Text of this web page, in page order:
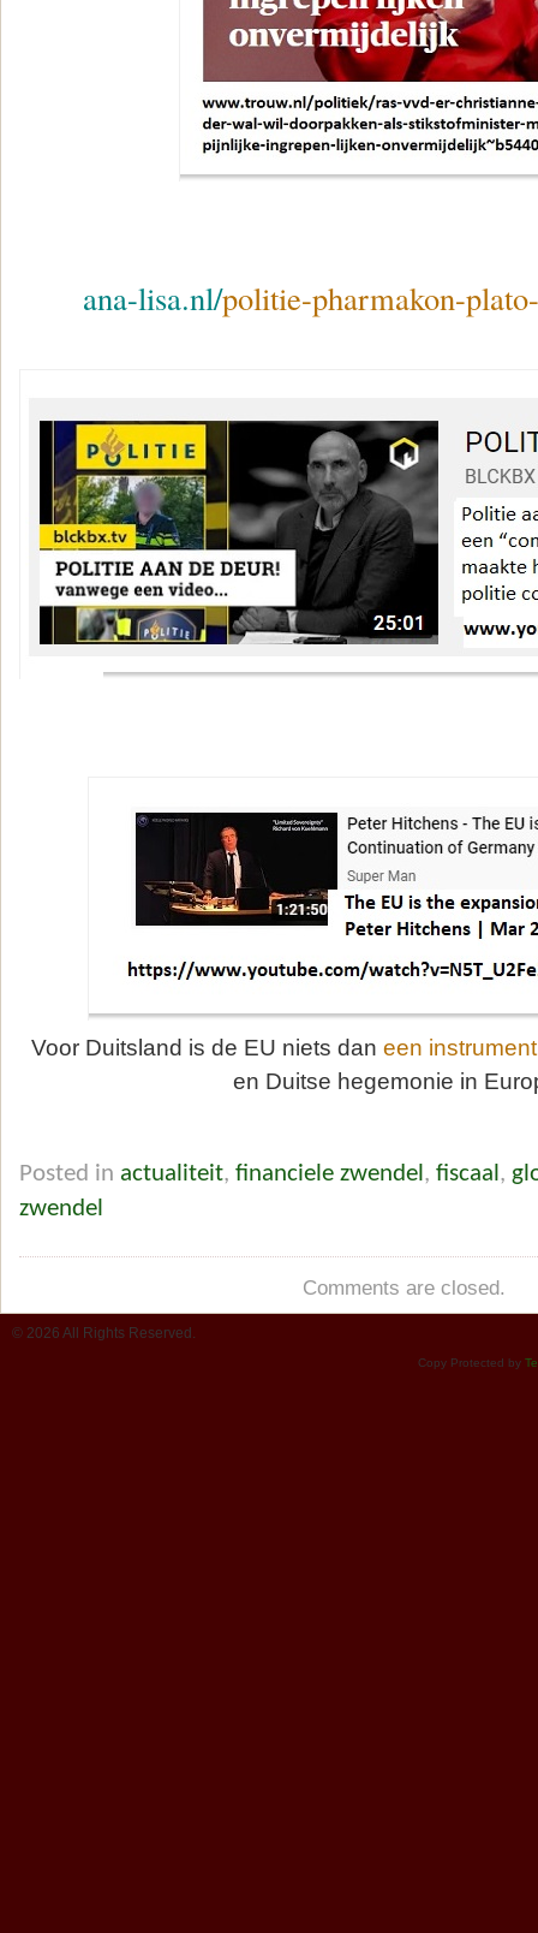
ana-lisa.nl/politie-pharmakon-
Voor Duitsland is de EU niets dan een
en Duitse hegemonie in
Posted in actualiteit, financiele zwendel, fiscaal,
zwendel
Comments are closed.
© 2026 All Rights Reserved.
Copy Protected by